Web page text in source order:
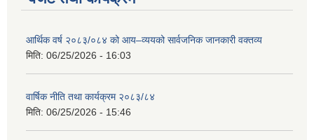
आर्थिक वर्ष २०८३/०८४ को आय–व्ययको सार्वजनिक जानकारी वक्तव्य
मिति: 06/25/2026 - 16:03
वार्षिक नीति तथा कार्यक्रम २०८३/८४
मिति: 06/25/2026 - 15:46